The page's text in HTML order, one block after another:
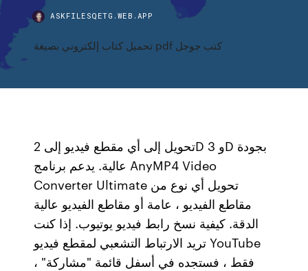
ASKFILESQETG.WEB.APP
تحميل كتاب إلكتروني بصيغة pdf كتب جوجل
تحويل إلى أي مقطع فيديو إلى 2D و 3D بجودة
عالية. يدعم برنامج AnyMP4 Video
Converter Ultimate تحويل أي نوع من
مقاطع الفيديو ، عامة أو مقاطع الفيديو عالية
الدقة. كيفية نسخ رابط فيديو يوتيوب. إذا كنت
تريد الارتباط التشعبي لمقطع فيديو YouTube
فقط ، فستجده في أسفل قائمة "مشاركة" ،